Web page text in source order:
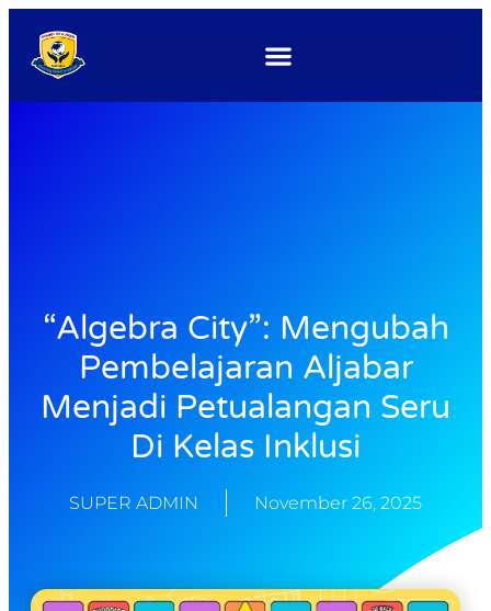
“Algebra City”: Mengubah
Pembelajaran Aljabar
Menjadi Petualangan Seru
Di Kelas Inklusi
SUPER ADMIN November 26, 2025